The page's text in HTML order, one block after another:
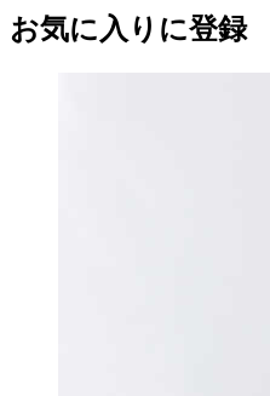
お気に入りに登録